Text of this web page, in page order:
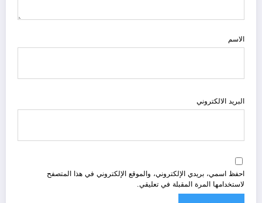
الاسم
البريد الالكتروني
احفظ اسمي، بريدي الإلكتروني، والموقع الإلكتروني في هذا المتصفح
لاستخدامها المرة المقبلة في تعليقي.